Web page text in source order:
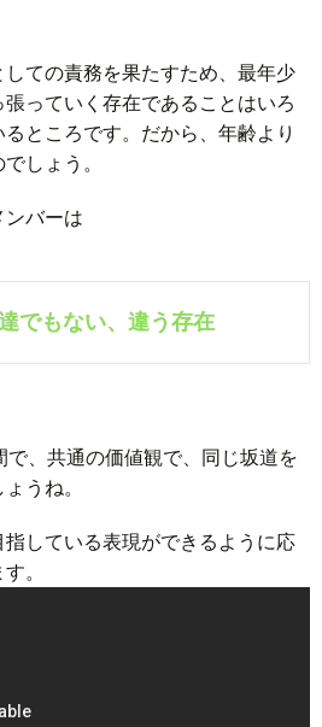
ての責務を果たすため、最年少
っていく存在であることはいろ
ところです。だから、年齢より
しょう。
ンバーは
でもない、違う存在
、共通の価値観で、同じ坂道を
うね。
している表現ができるように応
。